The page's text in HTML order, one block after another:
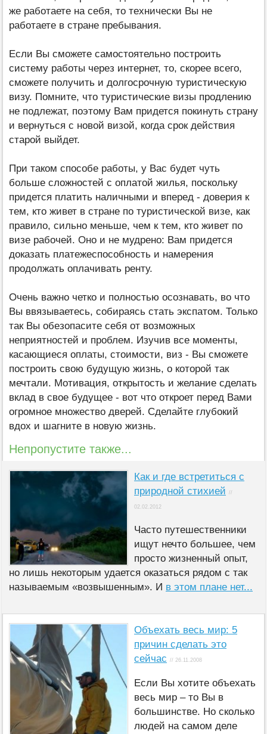
же работаете на себя, то технически Вы не
работаете в стране пребывания.
Если Вы сможете самостоятельно построить
систему работы через интернет, то, скорее всего,
сможете получить и долгосрочную туристическую
визу. Помните, что туристические визы продлению
не подлежат, поэтому Вам придется покинуть страну
и вернуться с новой визой, когда срок действия
старой выйдет.
При таком способе работы, у Вас будет чуть
больше сложностей с оплатой жилья, поскольку
придется платить наличными и вперед - доверия к
тем, кто живет в стране по туристической визе, как
правило, сильно меньше, чем к тем, кто живет по
визе рабочей. Оно и не мудрено: Вам придется
доказать платежеспособность и намерения
продолжать оплачивать ренту.
Очень важно четко и полностью осознавать, во что
Вы ввязываетесь, собираясь стать экспатом. Только
так Вы обезопасите себя от возможных
неприятностей и проблем. Изучив все моменты,
касающиеся оплаты, стоимости, виз - Вы сможете
построить свою будущую жизнь, о которой так
мечтали. Мотивация, открытость и желание сделать
вклад в свое будущее - вот что откроет перед Вами
огромное множество дверей. Сделайте глубокий
вдох и шагните в новую жизнь.
Непропустите также...
Как и где встретиться с
природной стихией //
02.02.2012
Часто путешественники
ищут нечто большее, чем
просто жизненный опыт,
но лишь некоторым удается оказаться рядом с так
называемым «возвышенным». И в этом плане нет...
Объехать весь мир: 5
причин сделать это
сейчас // 26.11.2008
Если Вы хотите объехать
весь мир – то Вы в
большинстве. Но сколько
людей на самом деле